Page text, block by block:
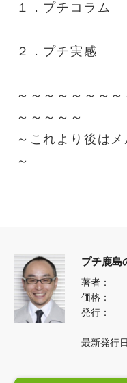
１．プチコラム
２．プチ実感
～～～～～～～
～～～～～
～これより後は
～
プチ鹿島
著者：
価格：
発行：
最新発行